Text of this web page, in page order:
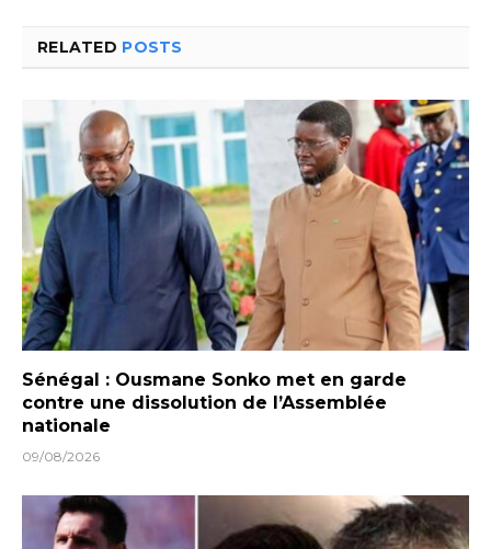
RELATED POSTS
Sénégal : Ousmane Sonko met en garde
contre une dissolution de l’Assemblée
nationale
09/08/2026